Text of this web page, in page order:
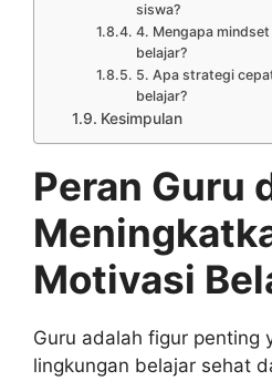
siswa?
4. Mengapa
belajar?
5. Apa strategi
belajar?
Kesimpulan
Peran Guru
Motivasi
Guru adalah figur penting
lingkungan belajar sehat